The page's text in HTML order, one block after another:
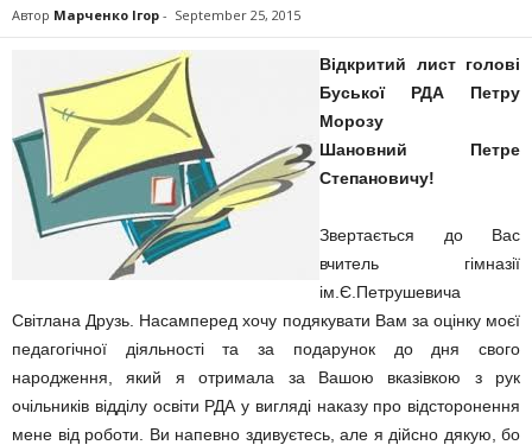
Автор Марченко Ігор - September 25, 2015
Відкритий лист голові
Буської РДА Петру
Морозу
Шановний Петре
Степановичу!
Звертається до Вас
вчитель гімназії
ім.Є.Петрушевича
Світлана Друзь. Насамперед хочу подякувати Вам за оцінку моєї
педагогічної діяльності та за подарунок до дня свого
народження, який я отримала за Вашою вказівкою з рук
очільників відділу освіти РДА у вигляді наказу про відсторонення
мене від роботи. Ви напевно здивуєтесь, але я дійсно дякую, бо